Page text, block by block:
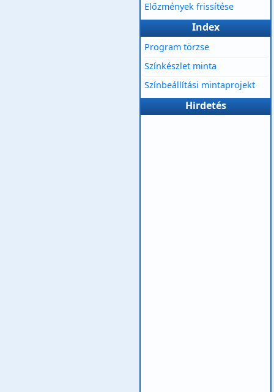
Előzmények frissítése
Index
Program törzse
Színkészlet minta
Színbeállítási mintaprojekt
Hirdetés